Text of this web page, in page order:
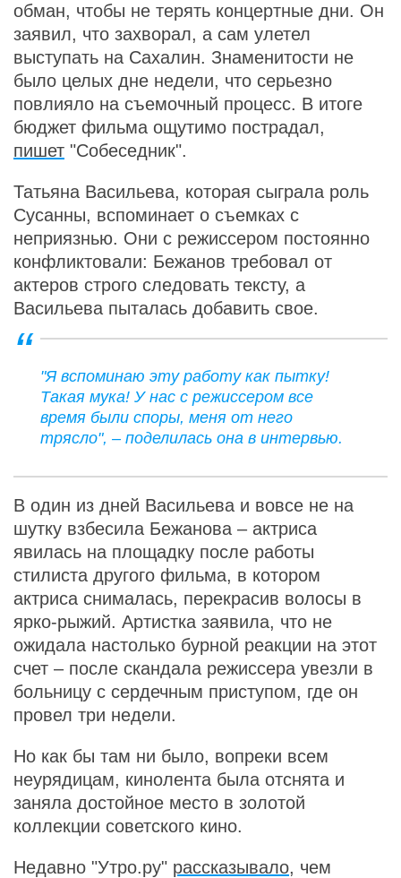
обман, чтобы не терять концертные дни. Он
заявил, что захворал, а сам улетел
выступать на Сахалин. Знаменитости не
было целых дне недели, что серьезно
повлияло на съемочный процесс. В итоге
бюджет фильма ощутимо пострадал,
пишет "Собеседник".
Татьяна Васильева, которая сыграла роль
Сусанны, вспоминает о съемках с
неприязнью. Они с режиссером постоянно
конфликтовали: Бежанов требовал от
актеров строго следовать тексту, а
Васильева пыталась добавить свое.
"Я вспоминаю эту работу как пытку!
Такая мука! У нас с режиссером все
время были споры, меня от него
трясло", – поделилась она в интервью.
В один из дней Васильева и вовсе не на
шутку взбесила Бежанова – актриса
явилась на площадку после работы
стилиста другого фильма, в котором
актриса снималась, перекрасив волосы в
ярко-рыжий. Артистка заявила, что не
ожидала настолько бурной реакции на этот
счет – после скандала режиссера увезли в
больницу с сердечным приступом, где он
провел три недели.
Но как бы там ни было, вопреки всем
неурядицам, кинолента была отснята и
заняла достойное место в золотой
коллекции советского кино.
Недавно "Утро.ру" рассказывало, чем